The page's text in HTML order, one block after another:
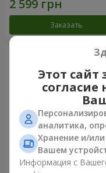
Заказать
Этот сайт
согласие
аналитика,
Хранение и/
Вашем
Информация с